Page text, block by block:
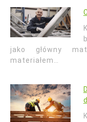
jako główny
materiałem…